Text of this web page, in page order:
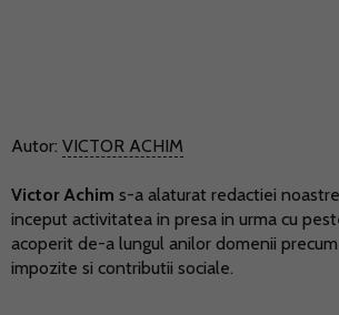
Autor: VICTOR ACHIM
Victor Achim s-a alaturat redactiei
inceput activitatea in presa in urma cu
acoperit de-a lungul anilor domenii
impozite si contributii sociale.